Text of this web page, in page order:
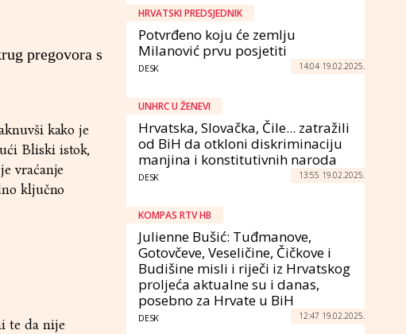
pregovora s
kako je
Bliski istok,
vraćanje
ključno
te da nije
HRVATSKI PREDSJEDNIK
Potvrđeno koju će zemlju
Milanović prvu posjetiti
DESK 14:04 19.02.2025.
UNHRC U ŽENEVI
Hrvatska, Slovačka, Čile... zatražili
od BiH da otkloni diskriminaciju
manjina i konstitutivnih naroda
DESK 13:55 19.02.2025.
KOMPAS RTV HB
Julienne Bušić: Tuđmanove,
Gotovčeve, Veseličine, Čičkove i
Budišine misli i riječi iz Hrvatskog
proljeća aktualne su i danas,
posebno za Hrvate u BiH
DESK 12:47 19.02.2025.